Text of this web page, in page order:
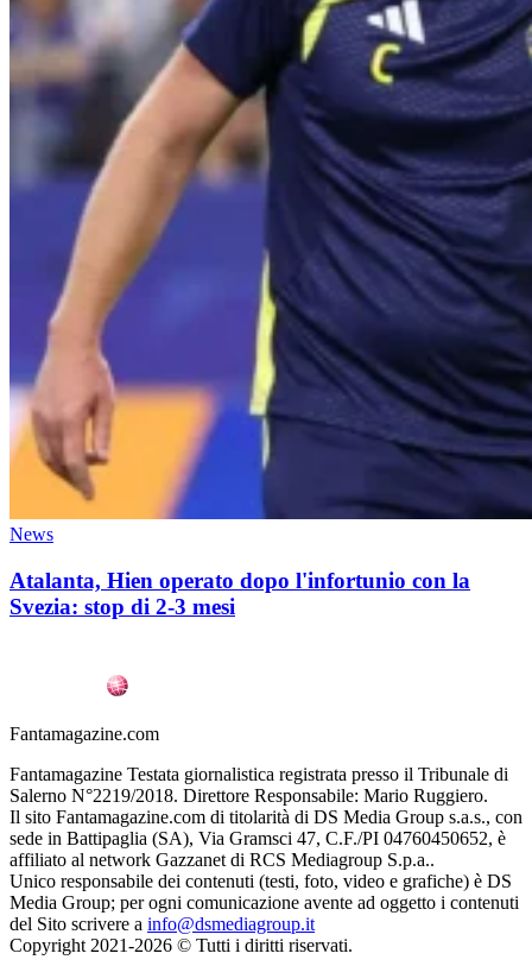
News
Atalanta, Hien operato dopo l'infortunio con la
Svezia: stop di 2-3 mesi
Fantamagazine.com
Fantamagazine Testata giornalistica registrata presso il Tribunale di
Salerno N°2219/2018. Direttore Responsabile: Mario Ruggiero.
Il sito Fantamagazine.com di titolarità di DS Media Group s.a.s., con
sede in Battipaglia (SA), Via Gramsci 47, C.F./PI 04760450652, è
affiliato al network Gazzanet di RCS Mediagroup S.p.a..
Unico responsabile dei contenuti (testi, foto, video e grafiche) è DS
Media Group; per ogni comunicazione avente ad oggetto i contenuti
del Sito scrivere a info@dsmediagroup.it
Copyright 2021-2026 © Tutti i diritti riservati.